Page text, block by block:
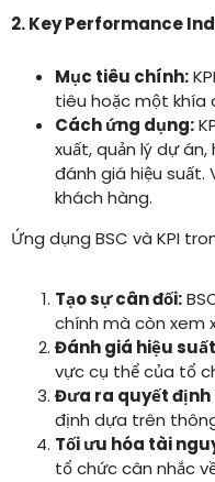
2. Key Performance
Mục tiêu chính:
tiêu hoặc một khía
Cách ứng dụng:
xuất, quản lý dự
đánh giá hiệu suất.
khách hàng.
Ứng dụng BSC và KPI
Tạo sự cân đối:
chính mà còn xem
Đánh giá hiệu
vực cụ thể của tổ
Đưa ra quyết định
định dựa trên
Tối ưu hóa tài
tổ chức cân nhắc